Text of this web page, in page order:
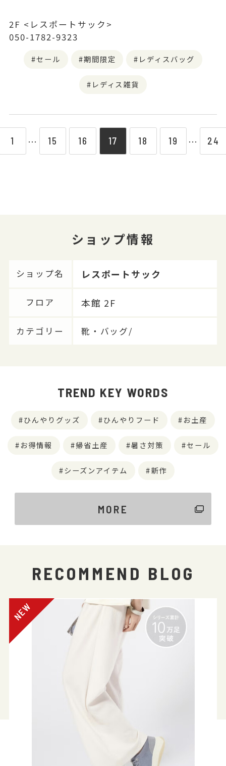
2F <レスポートサック>
050-1782-9323
セール 期間限定 レディスバッグ
レディス雑貨
1 ⋯ 15 16 17 18 19 ⋯ 24
ショップ情報
ショップ名 レスポートサック
フロア 本館 2F
カテゴリー 靴・バッグ/
TREND KEY WORDS
ひんやりグッズ ひんやりフード お土産
お得情報 帰省土産 暑さ対策 セール
シーズンアイテム 新作
MORE
RECOMMEND BLOG